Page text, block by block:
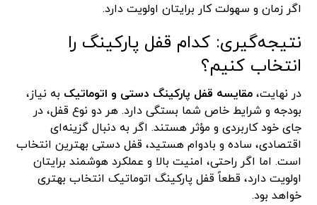
اگر زمان و سهولت کار برایتان اولویت دارد.
نتیجه‌گیری: کدام قفل پارکینگ را
انتخاب کنیم؟
در نهایت،مقایسه قفل پارکینگ دستی و اتوماتیک به نیاز،
بودجه و شرایط خاص شما بستگی دارد. هر دو نوع قفل، در
جای خود کاربردی و مؤثر هستند. اگر به دنبال گزینه‌ای
اقتصادی، ساده و بادوام هستید، قفل دستی بهترین انتخاب
است. اما اگر راحتی، امنیت بالا و عملکرد هوشمند برایتان
اولویت دارد، قطعاً قفل پارکینگ اتوماتیک انتخاب بهتری
خواهد بود.